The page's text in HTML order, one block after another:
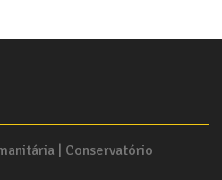
| Conservatório